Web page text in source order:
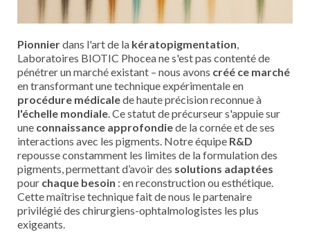
Pionnierdans l'art de la kératopigmentation
Laboratoires BIOTIC Phocea ne s'est pas contenté de
pénétrer un marché existant – nous avons créé ce marché
en transformant une technique expérimentale en
procédure médicalede haute précision reconnue à
l'échelle mondiale . Ce statut de précurseur s'appuie sur
une connaissance approfondiede la cornée et de ses
interactions avec les pigments. Notre équipe R&D
repousse constamment les limites de la formulation des
pigments, permettant d’avoir des solutions adaptées
pour chaque besoin : en reconstruction ou esthétique.
Cette maîtrise technique fait de nous le partenaire
privilégié des chirurgiens-ophtalmologistes les plus
exigeants.